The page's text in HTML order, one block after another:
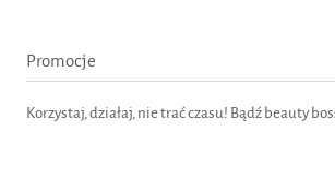
Promocje
Korzystaj, działaj, nie trać czasu! Bądź beauty